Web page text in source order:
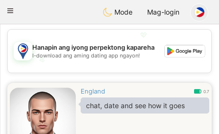
PhilippinesChat
Toggle
Mode Mag-login
💖
💕
Hanapin ang iyong perpektong kapareha
I-download ang aming dating app ngayon!
England 0.7
chat, date and see how it goes